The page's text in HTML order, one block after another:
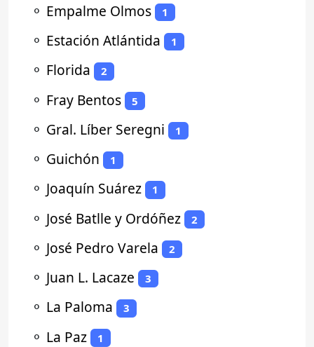
⚬ Empalme Olmos 1
⚬ Estación Atlántida 1
⚬ Florida 2
⚬ Fray Bentos 5
⚬ Gral. Líber Seregni 1
⚬ Guichón 1
⚬ Joaquín Suárez 1
⚬ José Batlle y Ordóñez 2
⚬ José Pedro Varela 2
⚬ Juan L. Lacaze 3
⚬ La Paloma 3
⚬ La Paz 1